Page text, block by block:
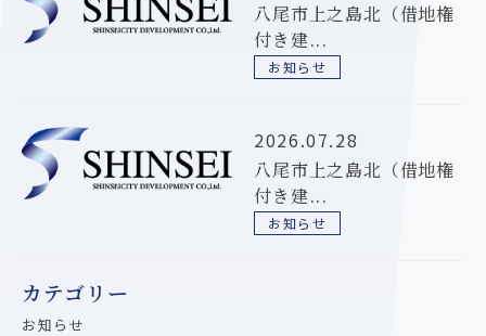
八尾市上之島北（借地権
付き建...
お知らせ
2026.07.28
八尾市上之島北（借地権
付き建...
お知らせ
カテゴリー
お知らせ